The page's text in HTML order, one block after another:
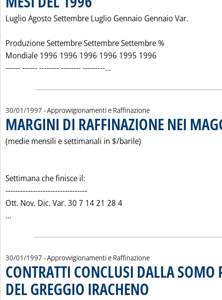
Luglio Agosto Settembre Luglio Gennaio Gennaio Var.
Produzione Settembre Settembre Settembre %
Mondiale 1996 1996 1996 1996 1995 1996
------ ------ -------- -------- ---------...
30/01/1997 - Approvvigionamenti e Raffinazione
MARGINI DI RAFFINAZIONE NEI
(medie mensili e settimanali in $/barile)
Settimana che finisce il:
---------------------------------
Ott. Nov. Dic. Var. 30 7 14 21 28 4
...
30/01/1997 - Approvvigionamenti e Raffinazione
CONTRATTI CONCLUSI DALLA SOMO
DEL GREGGIO IRACHENO